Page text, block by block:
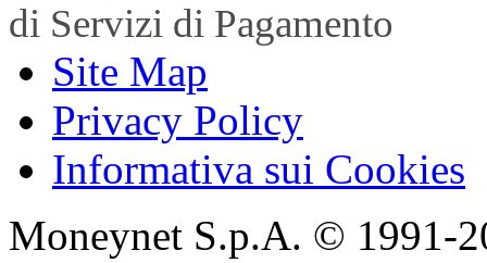
di Servizi di Pagamento
Site Map
Privacy Policy
Informativa sui Cookies
Moneynet S.p.A. © 1991-